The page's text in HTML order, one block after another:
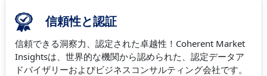
信頼性と認証
信頼できる洞察力、認定された卓越性！Coherent Market
Insightsは、世界的な機関から認められた、認定データア
ドバイザリーおよびビジネスコンサルティング会社です。